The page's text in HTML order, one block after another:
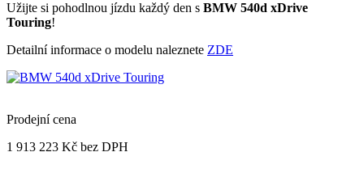
Užijte si pohodlnou jízdu každý den s BMW 540d xDrive
Touring!
Detailní informace o modelu naleznete ZDE
Prodejní cena
1 913 223 Kč bez DPH